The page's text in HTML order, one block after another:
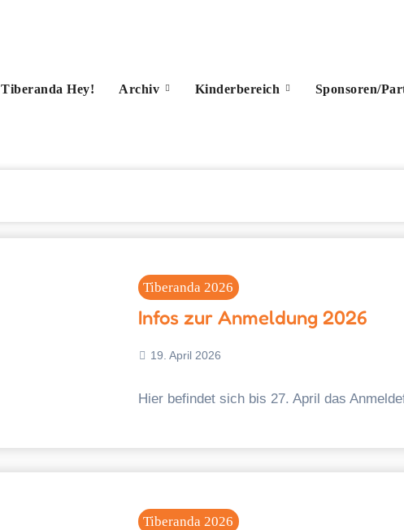
Tiberanda Hey! Archiv Kinderbereich Sponsoren/
Tiberanda 2026
Infos zur Anmeldung 2026
19. April 2026
Hier befindet sich bis 27. April das
Tiberanda 2026